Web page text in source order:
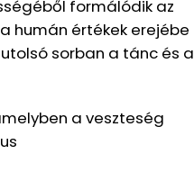
formálódik az
humán értékek erejébe
sorban a tánc és a
a veszteség